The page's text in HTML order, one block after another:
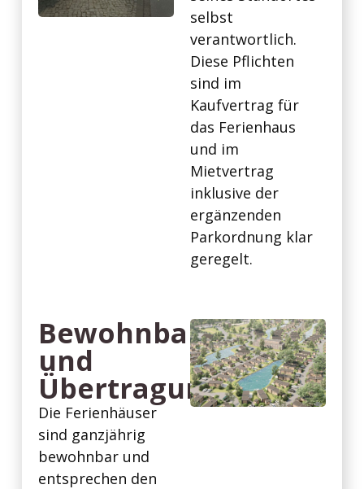
selbst
verantwortlich.
Diese Pflichten
sind im
Kaufvertrag für
das Ferienhaus
und im
Mietvertrag
inklusive der
ergänzenden
Parkordnung klar
geregelt.
Bewohnbarkeit
und
Übertragung
Die Ferienhäuser
sind ganzjährig
bewohnbar und
entsprechen den